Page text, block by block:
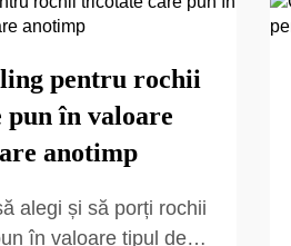
pentru rochii
în valoare
anotimp
alegi și să porți rochii
în valoare tipul de